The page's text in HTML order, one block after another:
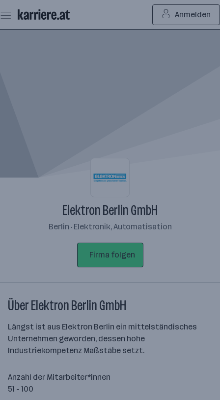
Seiteninhalt
springen
Anmelden
Elektron Berlin GmbH
Berlin · Elektronik, Automatisation
Firma folgen
Über Elektron Berlin GmbH
Längst ist aus Elektron Berlin ein mittelständisches
Unternehmen geworden, dessen hohe
Industriekompetenz Maßstäbe setzt.
Anzahl der Mitarbeiter*innen
51 - 100